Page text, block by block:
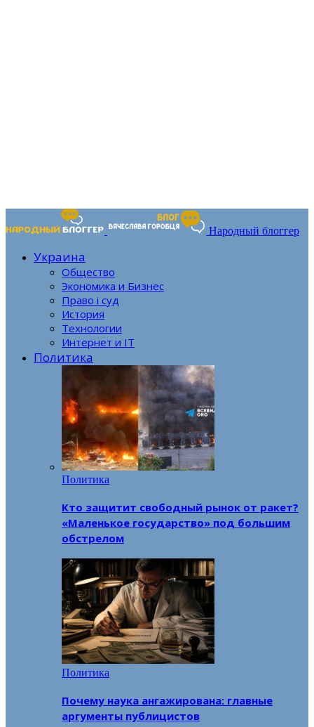
Народный блоггер
Украина
Общество
Экономика и Бизнес
Право і суд
История
Технологии
Интернет и IT
Политика
Политика
Кто защитит свободный рынок от ракет?
«Маленькое государство» под большим
обстрелом
Политика
Почему наука ангажирована: главные
аргументы публицистов